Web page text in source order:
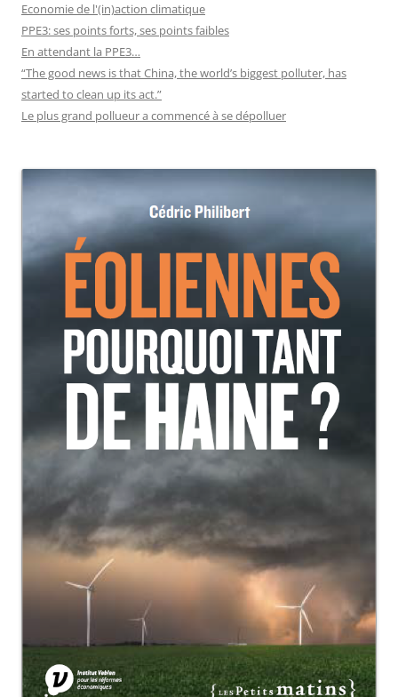
Economie de l'(in)action climatique
PPE3: ses points forts, ses points faibles
En attendant la PPE3…
“The good news is that China, the world’s biggest polluter, has
started to clean up its act.”
Le plus grand pollueur a commencé à se dépolluer